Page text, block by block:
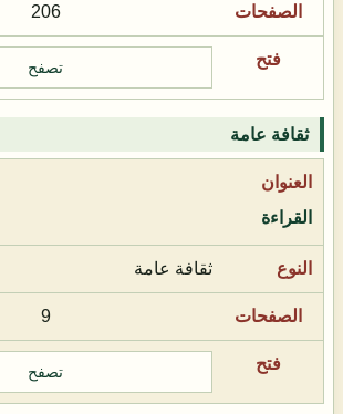
206
تصفح
ثقافة عامة
القراءة
ثقافة عامة
9
تصفح